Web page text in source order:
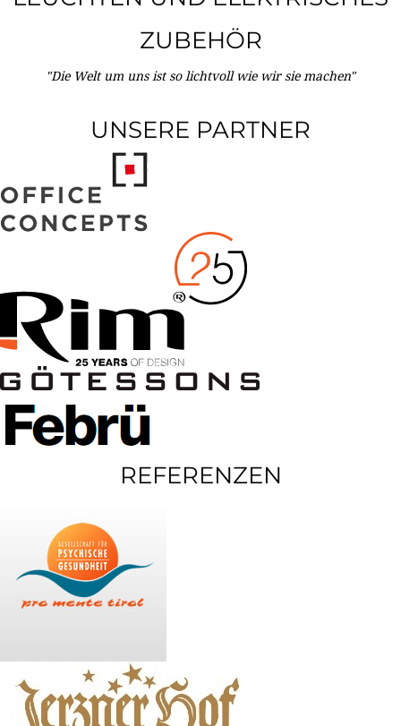
ZUBEHÖR
"Die Welt um uns ist so lichtvoll wie wir sie machen"
UNSERE PARTNER
REFERENZEN